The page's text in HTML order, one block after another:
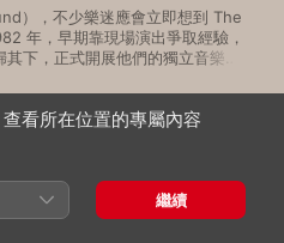
），不少樂迷應會立即想到 The
年，早期靠現場演出爭取經驗，
下，正式開展他們的獨立音樂
遊走於 jangle-pop、另類搖滾以及
首張專輯《Daddy's Highway》，
奏，展現但尼丁音樂不修飾、愛
了十年，只是間中在演唱會亮相。
契依然，並先後交出了《The
》等佳作。The Bats 成
看所在位置的專屬內容
繼續